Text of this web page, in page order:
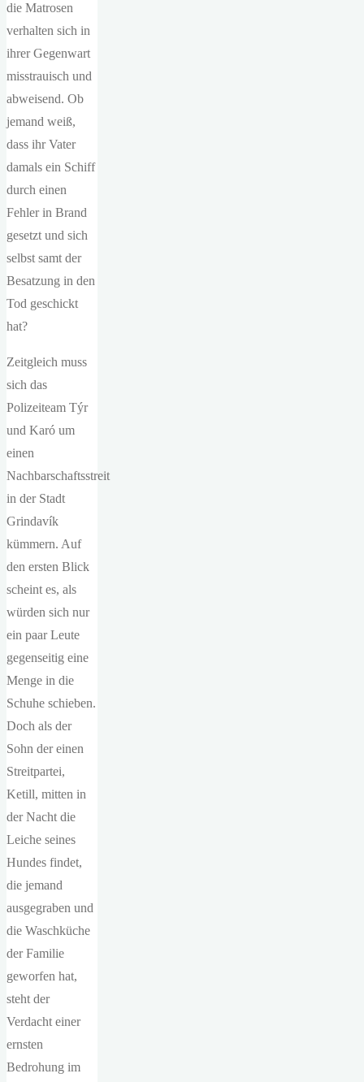
die Matrosen
verhalten sich in
ihrer Gegenwart
misstrauisch und
abweisend. Ob
jemand weiß,
dass ihr Vater
damals ein Schiff
durch einen
Fehler in Brand
gesetzt und sich
selbst samt der
Besatzung in den
Tod geschickt
hat?
Zeitgleich muss
sich das
Polizeiteam Týr
und Karó um
einen
Nachbarschaftsstreit
in der Stadt
Grindavík
kümmern. Auf
den ersten Blick
scheint es, als
würden sich nur
ein paar Leute
gegenseitig eine
Menge in die
Schuhe schieben.
Doch als der
Sohn der einen
Streitpartei,
Ketill, mitten in
der Nacht die
Leiche seines
Hundes findet,
die jemand
ausgegraben und
die Waschküche
der Familie
geworfen hat,
steht der
Verdacht einer
ernsten
Bedrohung im